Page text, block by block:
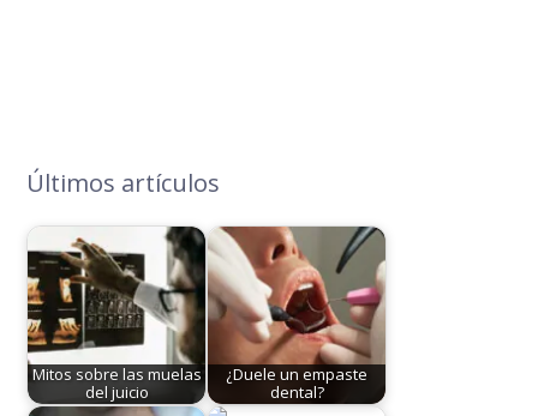
Últimos artículos
Mitos sobre las muelas
del juicio
¿Duele un empaste
dental?